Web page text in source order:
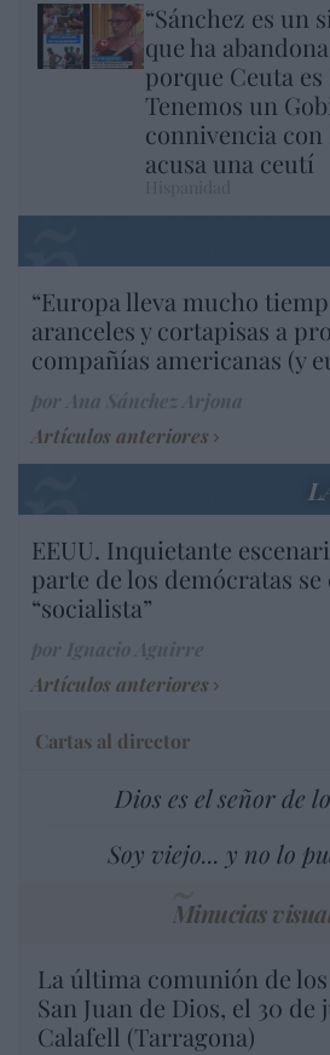
“Sánchez es un
que ha
porque Ceuta es
Tenemos un
connivencia con
acusa una ceutí
“Europa lleva mucho
aranceles y cortapisas a
compañías americanas (y
Artículos anteriores
EEUU. Inquietante
parte de los demócratas
“socialista”
Artículos anteriores
Cartas al director
Dios es el señor de
Soy viejo... y no lo
Minucias
La última comunión de los
San Juan de Dios, el 30 de
Calafell (Tarragona)